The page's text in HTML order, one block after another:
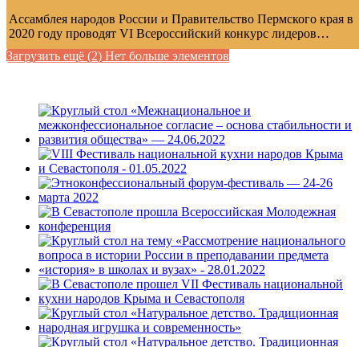
Ассамблея народов России и Правительство Пермского края в
2020 году проводят VI Всероссийский конкурс лидеров…
Загрузить ещё (2) Нет больше элементов